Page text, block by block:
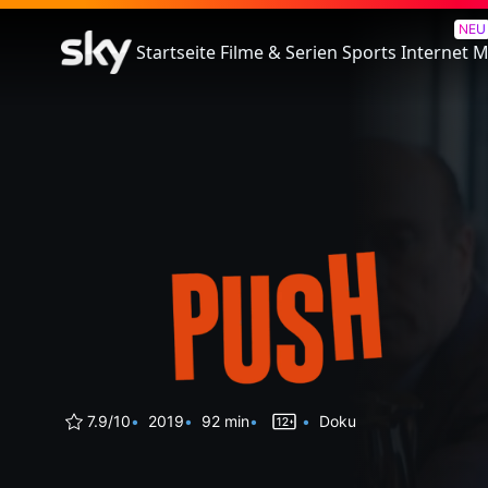
Startseite Filme & Serien Sports
NEU
Internet
Push - Für Das Grundrecht
7.9/10 2019 92 min Doku